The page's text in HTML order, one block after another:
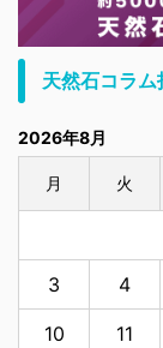
天然石コラ
2026年8月
月 火
3 4
10 11